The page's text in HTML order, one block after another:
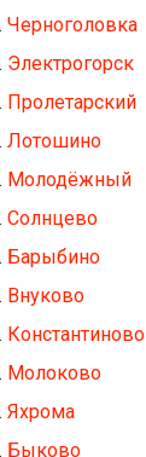
Черноголовка
Электрогорск
Пролетарский
Лотошино
Молодёжный
Солнцево
Барыбино
Внуково
Константиново
Молоково
Яхрома
Быково